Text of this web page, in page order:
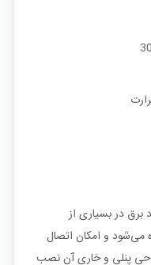
برق در بسیاری از
می‌شود و امکان اتصال
پنلی و خاری آن نصب